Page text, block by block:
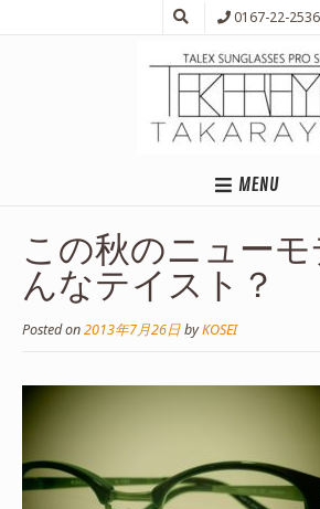
0167-22-2536
MENU
この秋のニューモ
んなテイスト？
Posted on2013年7月26日byKOSEI